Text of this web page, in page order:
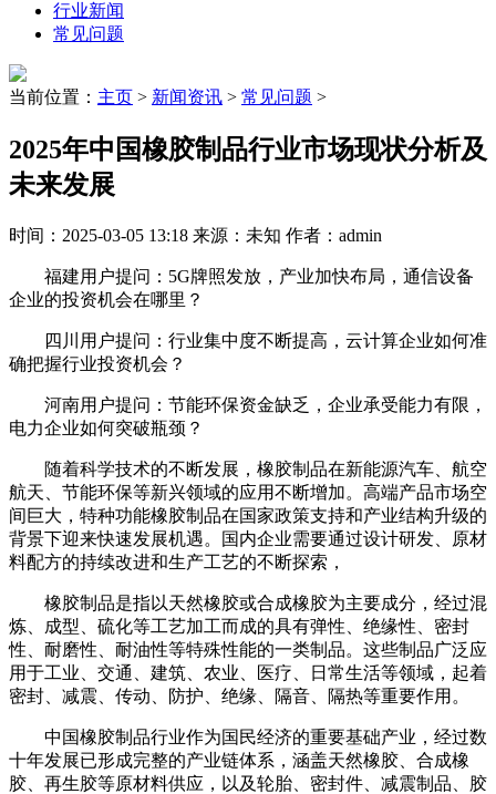
行业新闻
常见问题
当前位置： 主页 > 新闻资讯 > 常见问题 >
2025年中国橡胶制品行业市场现状分析及
未来发展
时间：2025-03-05 13:18 来源：未知 作者：admin
福建用户提问：5G牌照发放，产业加快布局，通信设备
企业的投资机会在哪里？
四川用户提问：行业集中度不断提高，云计算企业如何准
确把握行业投资机会？
河南用户提问：节能环保资金缺乏，企业承受能力有限，
电力企业如何突破瓶颈？
随着科学技术的不断发展，橡胶制品在新能源汽车、航空
航天、节能环保等新兴领域的应用不断增加。高端产品市场空
间巨大，特种功能橡胶制品在国家政策支持和产业结构升级的
背景下迎来快速发展机遇。国内企业需要通过设计研发、原材
料配方的持续改进和生产工艺的不断探索，
橡胶制品是指以天然橡胶或合成橡胶为主要成分，经过混
炼、成型、硫化等工艺加工而成的具有弹性、绝缘性、密封
性、耐磨性、耐油性等特殊性能的一类制品。这些制品广泛应
用于工业、交通、建筑、农业、医疗、日常生活等领域，起着
密封、减震、传动、防护、绝缘、隔音、隔热等重要作用。
中国橡胶制品行业作为国民经济的重要基础产业，经过数
十年发展已形成完整的产业链体系，涵盖天然橡胶、合成橡
胶、再生胶等原材料供应，以及轮胎、密封件、减震制品、胶